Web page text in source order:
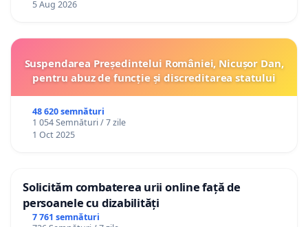
5 Aug 2026
Suspendarea Președintelui României, Nicușor Dan,
pentru abuz de funcție și discreditarea statului
48 620 semnături
1 054 Semnături / 7 zile
1 Oct 2025
Solicităm combaterea urii online față de
persoanele cu dizabilități
7 761 semnături